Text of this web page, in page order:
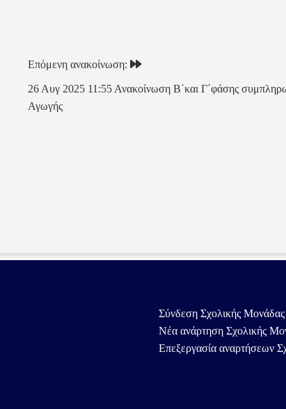
Επόμενη ανακοίνωση:
26 Αυγ 2025 11:55 Ανακοίνωση Β΄και Γ΄φάσης
Αγωγής
Σύνδεση Σχολικής Μονάδας
Νέα ανάρτηση Σχολικής
Επεξεργασία αναρτήσεων